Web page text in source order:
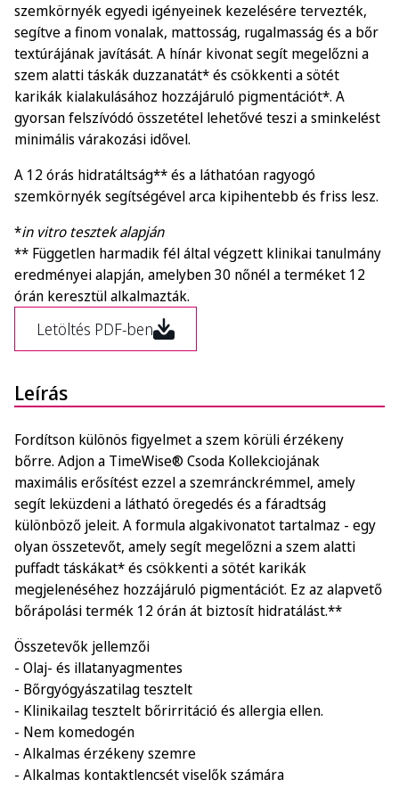
szemkörnyék egyedi igényeinek kezelésére tervezték,
segítve a finom vonalak, mattosság, rugalmasság és a bőr
textúrájának javítását. A hínár kivonat segít megelőzni a
szem alatti táskák duzzanatát* és csökkenti a sötét
karikák kialakulásához hozzájáruló pigmentációt*. A
gyorsan felszívódó összetétel lehetővé teszi a sminkelést
minimális várakozási idővel.
A 12 órás hidratáltság** és a láthatóan ragyogó
szemkörnyék segítségével arca kipihentebb és friss lesz.
*in vitro tesztek alapján
** Független harmadik fél által végzett klinikai tanulmány
eredményei alapján, amelyben 30 nőnél a terméket 12
órán keresztül alkalmazták.
Letöltés PDF-ben
Leírás
Fordítson különös figyelmet a szem körüli érzékeny
bőrre. Adjon a TimeWise® Csoda Kollekciojának
maximális erősítést ezzel a szemránckrémmel, amely
segít leküzdeni a látható öregedés és a fáradtság
különböző jeleit. A formula algakivonatot tartalmaz - egy
olyan összetevőt, amely segít megelőzni a szem alatti
puffadt táskákat* és csökkenti a sötét karikák
megjelenéséhez hozzájáruló pigmentációt. Ez az alapvető
bőrápolási termék 12 órán át biztosít hidratálást.**
Összetevők jellemzői
- Olaj- és illatanyagmentes
- Bőrgyógyászatilag tesztelt
- Klinikailag tesztelt bőrirritáció és allergia ellen.
- Nem komedogén
- Alkalmas érzékeny szemre
- Alkalmas kontaktlencsét viselők számára